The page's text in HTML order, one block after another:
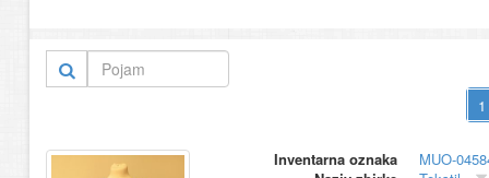
Inventarna oznaka
MUO-